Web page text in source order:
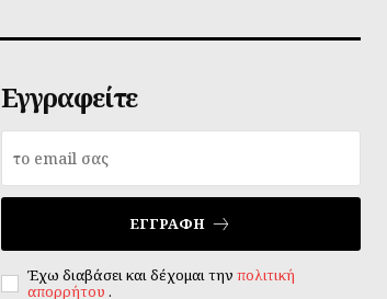
Εγγραφείτε
ΕΓΓΡΑΦΉ
Έχω διαβάσει και δέχομαι την πολιτική
απορρήτου .